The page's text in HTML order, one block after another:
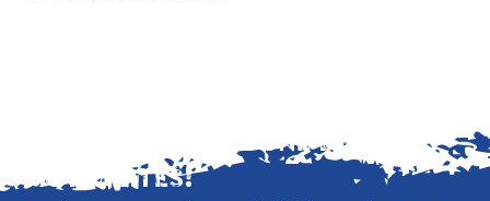
NE MANQUEZ AUCUNE DE NOS
ACTUALITÉS!